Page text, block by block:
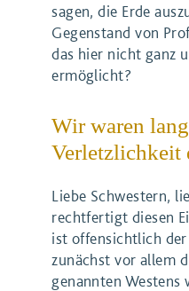
sagen, die Erde
Gegenstand von
das hier nicht ganz
ermöglicht?
Wir waren
Verletzlichkeit
Liebe Schwestern,
rechtfertigt diesen
ist offensichtlich der
zunächst vor allem
genannten Westens